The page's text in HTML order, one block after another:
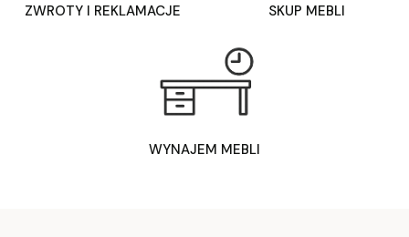
ZWROTY I REKLAMACJE SKUP MEBLI
WYNAJEM MEBLI